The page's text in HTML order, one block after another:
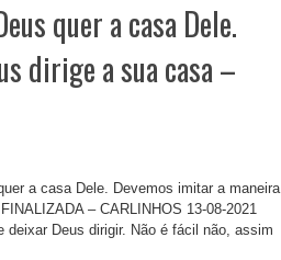
quer a casa Dele.
dirige a sua casa –
a casa Dele. Devemos imitar a maneira
– CARLINHOS 13-08-2021
Deus dirigir. Não é fácil não, assim